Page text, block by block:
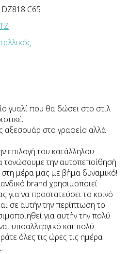
DZ818 C65
γυαλί που θα δώσει στο στιλ
αξεσουάρ στο γραφείο αλλά
επιλογή του κατάλληλου
τονώσουμε την αυτοπεποίθησή
μέρα μας με βήμα δυναμικό!
brand χρησιμοποιεί
για να προστατεύσει το κοινό
σε αυτήν την περίπτωση το
για αυτήν την πολύ
υποαλλεργικό και πολύ
όλες τις ώρες τις ημέρα